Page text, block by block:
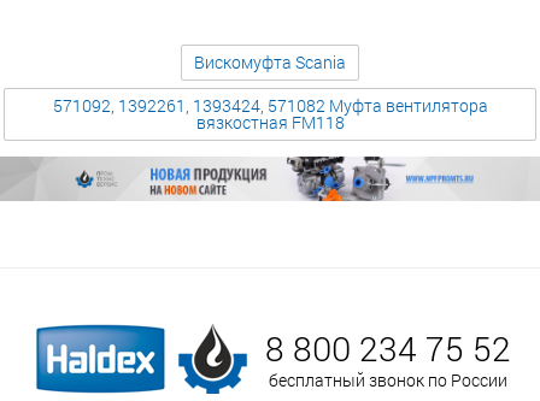
Вискомуфта Scania
571092, 1392261, 1393424, 571082 Муфта вентилятора
вязкостная FM118
8 800 234 75 52
бесплатный звонок по России